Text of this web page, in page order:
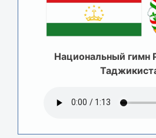
Национальный гимн